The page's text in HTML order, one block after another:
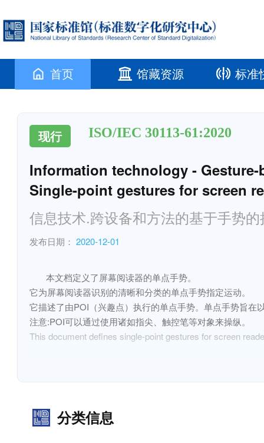
首页 馆藏资源 标准
现行 ISO/IEC 30113-61:2020
Information technology -
Single-point gestures for screen
信息技术.跨设备和方法的基于手势
发布日期： 2020-12-01
本文档定义了屏幕阅读器的单点手势。
它为屏幕阅读器识别的清晰和分类的单点手势指定运动。
它描述了由POI（兴趣点）执行的单点手势。单点手势旨
注意:POI可以通过使用诸如指尖、触控笔等对象来操纵。
This document defines single-point gestures for screen
platforms, applications or devices.
分类信息